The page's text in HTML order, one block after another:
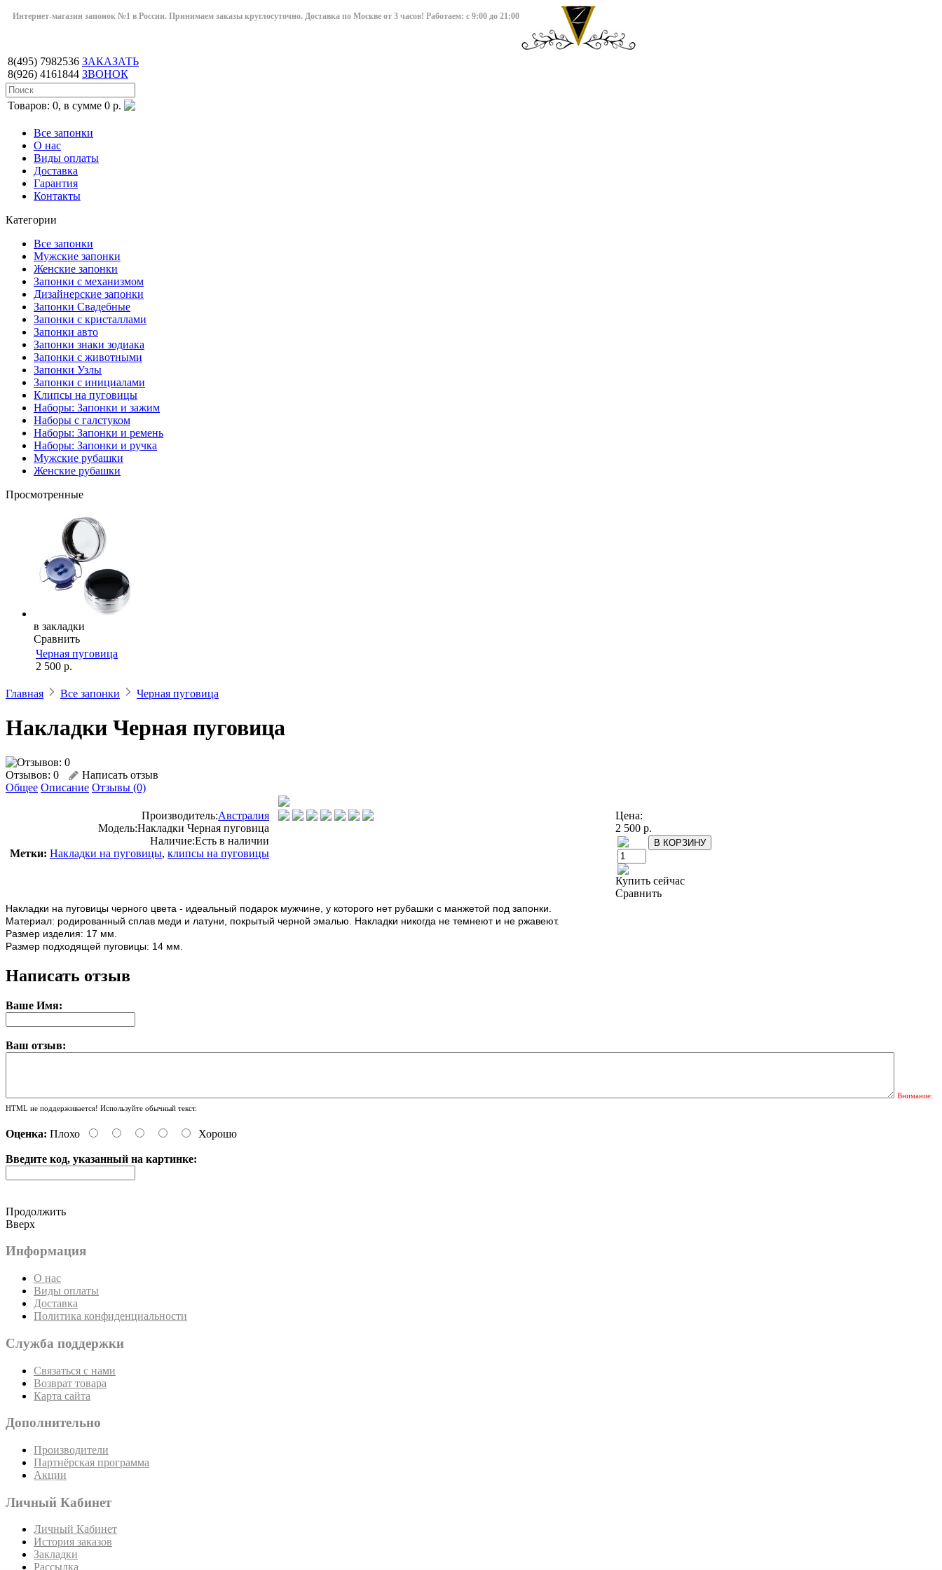
Интернет-магазин запонок №1 в России. Принимаем заказы круглосуточно. Доставка по Москве от 3 часов! Работаем: с 9:00 до 21:00
8(495) 7982536
8(926) 4161844
ЗАКАЗАТЬ
ЗВОНОК
Товаров: 0, в сумме 0 р.
Все запонки
О нас
Виды оплаты
Доставка
Гарантия
Контакты
Категории
Все запонки
Мужские запонки
Женские запонки
Запонки с механизмом
Дизайнерские запонки
Запонки Свадебные
Запонки с кристаллами
Запонки авто
Запонки знаки зодиака
Запонки с животными
Запонки Узлы
Запонки с инициалами
Клипсы на пуговицы
Наборы: Запонки и зажим
Наборы с галстуком
Наборы: Запонки и ремень
Наборы: Запонки и ручка
Мужские рубашки
Женские рубашки
Просмотренные
в закладки
Сравнить
Черная пуговица
2 500 р.
Главная Все запонки Черная пуговица
Накладки Черная пуговица
Отзывов: 0
Написать отзыв
Общее Описание Отзывы (0)
Производитель:Австралия
Модель:Накладки Черная пуговица
Наличие:Есть в наличии
Метки: Накладки на пуговицы, клипсы на пуговицы
Цена:
2 500 р.
Купить сейчас
Сравнить
Накладки на пуговицы черного цвета - идеальный подарок мужчине, у которого нет рубашки с манжетой под запонки.
Материал: родированный сплав меди и латуни, покрытый черной эмалью. Накладки никогда не темнеют и не ржавеют.
Размер изделия: 17 мм.
Размер подходящей пуговицы: 14 мм.
Написать отзыв
Ваше Имя:
Ваш отзыв:
Внимание:
HTML не поддерживается! Используйте обычный текст.
Оценка: Плохо Хорошо
Введите код, указанный на картинке:
Продолжить
Вверх
Информация
О нас
Виды оплаты
Доставка
Политика конфиденциальности
Служба поддержки
Связаться с нами
Возврат товара
Карта сайта
Дополнительно
Производители
Партнёрская программа
Акции
Личный Кабинет
Личный Кабинет
История заказов
Закладки
Рассылка